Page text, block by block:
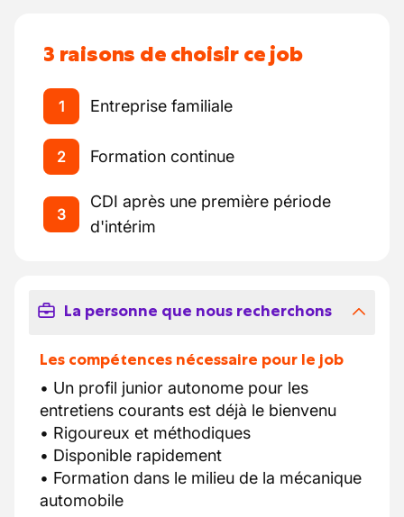
3 raisons de choisir ce job
1 Entreprise familiale
2 Formation continue
3
CDI après une première période
d'intérim
La personne que nous recherchons
Les compétences nécessaire pour le job
• Un profil junior autonome pour les
entretiens courants est déjà le bienvenu
• Rigoureux et méthodiques
• Disponible rapidement
• Formation dans le milieu de la mécanique
automobile